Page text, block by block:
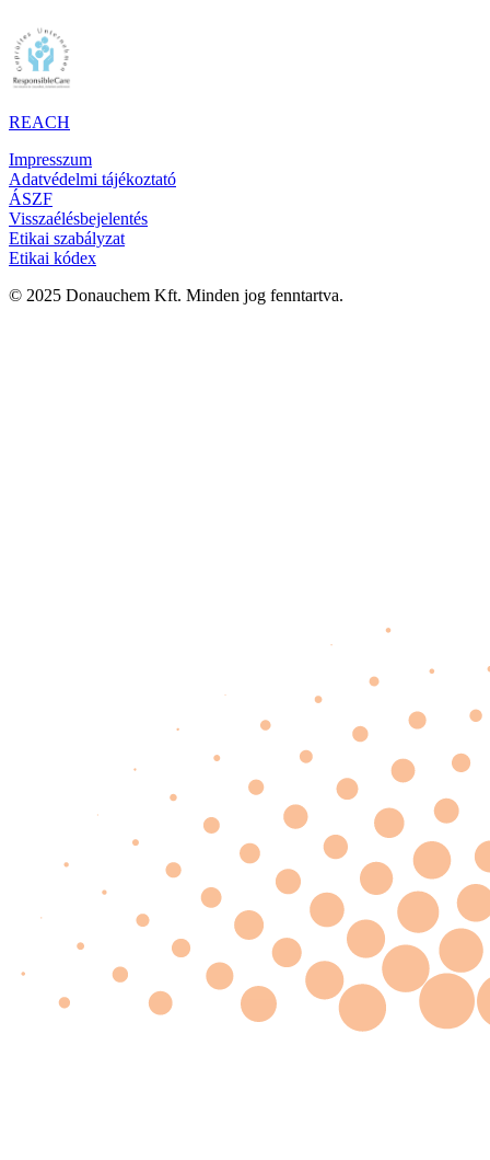
REACH
Impresszum
Adatvédelmi tájékoztató
ÁSZF
Visszaélésbejelentés
Etikai szabályzat
Etikai kódex
© 2025 Donauchem Kft. Minden jog fenntartva.